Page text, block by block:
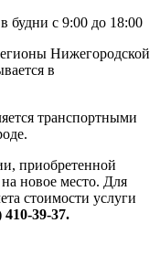
будни с 9:00 до 18:00
Нижегородской
в
транспортными
приобретенной
новое место. Для
стоимости услуги
410-39-37.